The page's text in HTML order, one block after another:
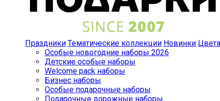
Праздники Тематические коллекции Новинки Цвета
Особые новогодние наборы 2026
Детские особые наборы
Welcome pack наборы
Бизнес наборы
Особые подарочные наборы
Подарочные дорожные наборы